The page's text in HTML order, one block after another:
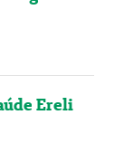
Ereli